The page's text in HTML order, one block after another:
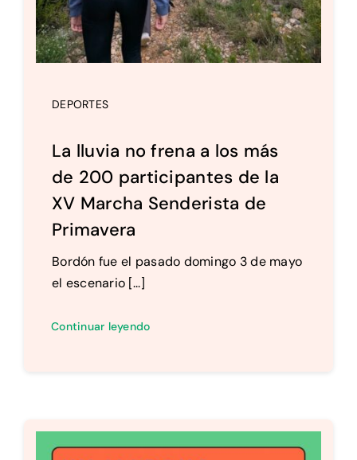
DEPORTES
La lluvia no frena a los más
de 200 participantes de la
XV Marcha Senderista de
Primavera
Bordón fue el pasado domingo 3 de mayo
el escenario [...]
Continuar leyendo